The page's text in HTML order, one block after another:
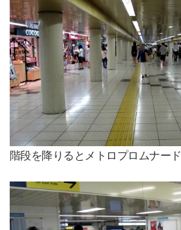
階段を降りるとメトロプロムナード